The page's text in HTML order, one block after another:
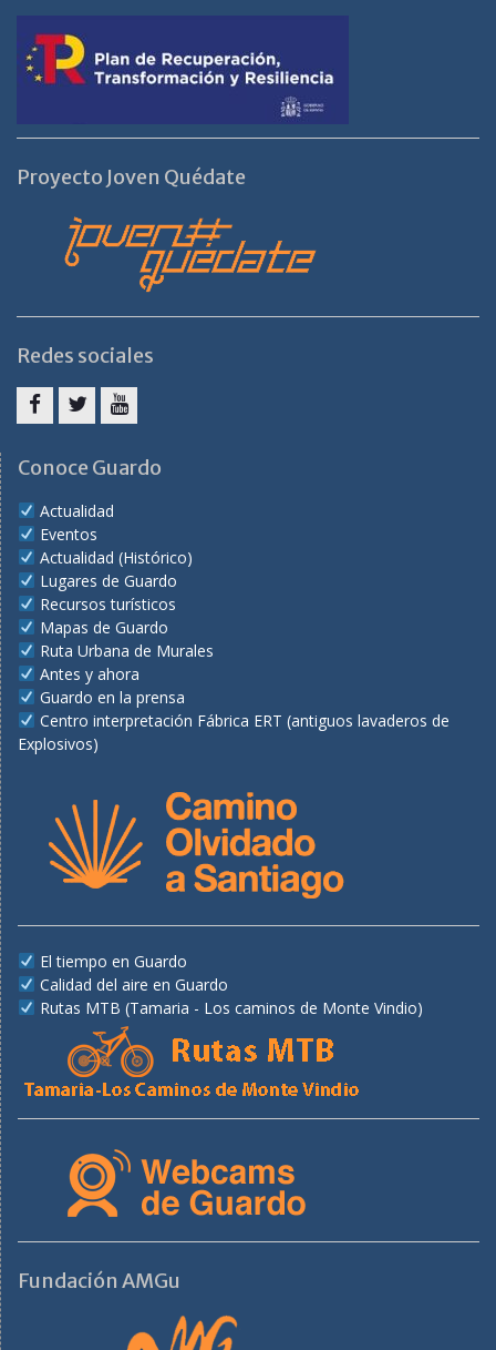
Proyecto Joven Quédate
Redes sociales
Conoce Guardo
Actualidad
Eventos
Actualidad (Histórico)
Lugares de Guardo
Recursos turísticos
Mapas de Guardo
Ruta Urbana de Murales
Antes y ahora
Guardo en la prensa
Centro interpretación Fábrica ERT (antiguos lavaderos de
Explosivos)
El tiempo en Guardo
Calidad del aire en Guardo
Rutas MTB (Tamaria - Los caminos de Monte Vindio)
Fundación AMGu